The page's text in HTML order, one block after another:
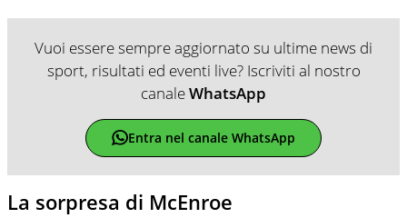
Vuoi essere sempre aggiornato su ultime news di
sport, risultati ed eventi live? Iscriviti al nostro
canaleWhatsApp
Entra nel canale WhatsApp
La sorpresa di McEnroe